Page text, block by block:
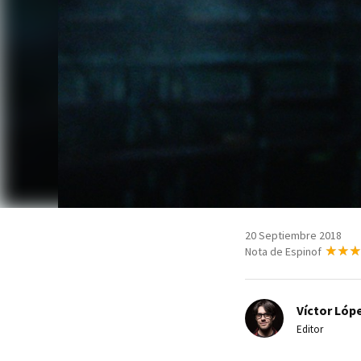
20 Septiembre 2018
Nota de Espinof
Víctor
Editor